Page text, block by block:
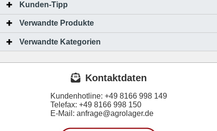
Kunden-Tipp
Verwandte Produkte
Verwandte Kategorien
Kontaktdaten
Kundenhotline: +49 8166 998 149
Telefax: +49 8166 998 150
E-Mail: anfrage@agrolager.de